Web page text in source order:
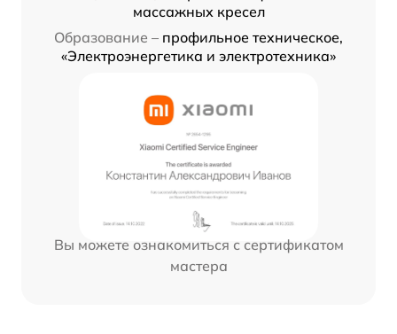
массажных кресел
Образование – профильное техническое,
«Электроэнергетика и электротехника»
Вы можете ознакомиться с сертификатом
мастера